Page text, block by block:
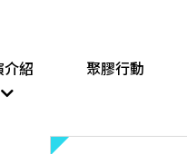
介紹 聚膠行動